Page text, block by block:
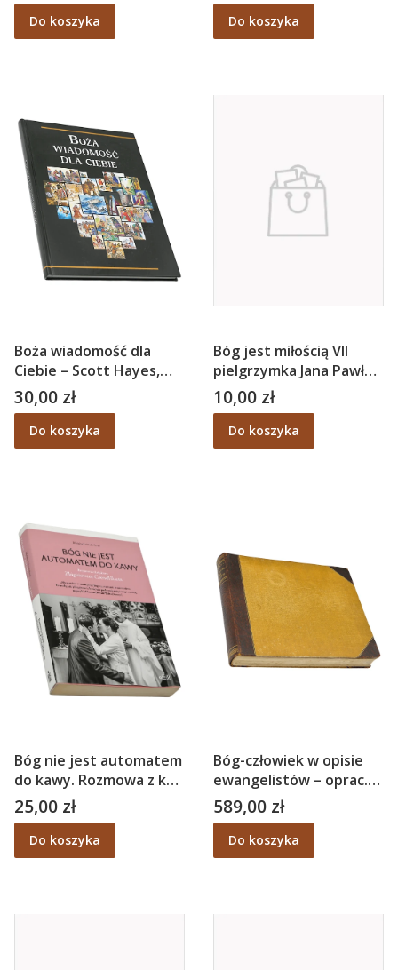
Do koszyka Do koszyka
Boża wiadomość dla
Ciebie – Scott Hayes,
Lynn R. Camp
Cena
30,00 zł
Do koszyka
Bóg jest miłością VII
pielgrzymka Jana Pawła II
do ojczyzny
Cena
10,00 zł
Do koszyka
Bóg nie jest automatem
do kawy. Rozmowa z ks
Czendlikiem – M.
Zahradnikova
Cena
25,00 zł
Do koszyka
Bóg-człowiek w opisie
ewangelistów – oprac.
ks. Władysław
Szczepański T.J.
Cena
589,00 zł
Do koszyka